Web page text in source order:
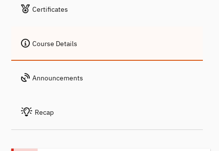
Certificates
Course Details
Announcements
Recap